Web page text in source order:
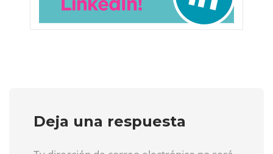
Deja una respuesta